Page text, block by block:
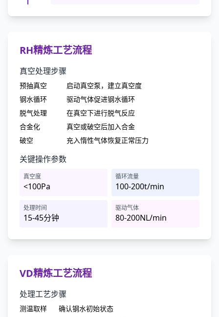
RH精炼工艺流程
真空处理步骤
预抽真空
启动真空泵，建立真空度
钢水循环
驱动气体促进钢水循环
脱气处理
在真空下进行脱气反应
合金化
真空或破空后加入合金
破空
充入惰性气体恢复正常压力
关键操作参数
真空度
<100Pa
循环流量
100-200t/min
处理时间
15-45分钟
驱动气体
80-200NL/min
VD精炼工艺流程
处理工艺步骤
测温取样
确认钢水初始状态